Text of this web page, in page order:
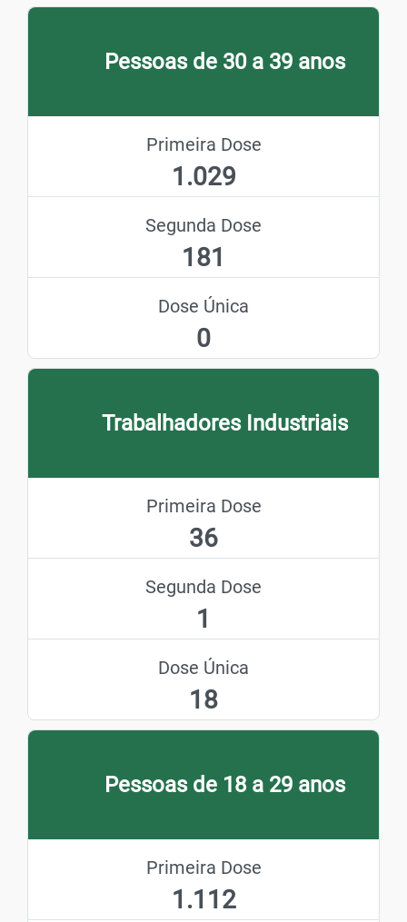
Pessoas de 30 a 39 anos
Primeira Dose
1.029
Segunda Dose
181
Dose Única
0
Trabalhadores Industriais
Primeira Dose
36
Segunda Dose
1
Dose Única
18
Pessoas de 18 a 29 anos
Primeira Dose
1.112